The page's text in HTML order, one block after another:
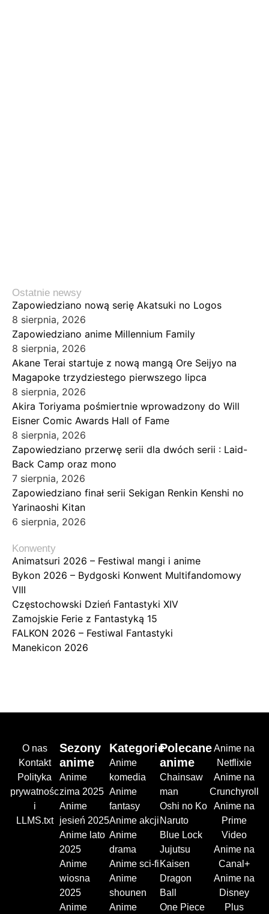
Ostatnie newsy
Zapowiedziano nową serię Akatsuki no Logos
8 sierpnia, 2026
Zapowiedziano anime Millennium Family
8 sierpnia, 2026
Akane Terai startuje z nową mangą Ore Seijyo na
Magapoke trzydziestego pierwszego lipca
8 sierpnia, 2026
Akira Toriyama pośmiertnie wprowadzony do Will
Eisner Comic Awards Hall of Fame
8 sierpnia, 2026
Zapowiedziano przerwę serii dla dwóch serii : Laid-
Back Camp oraz mono
7 sierpnia, 2026
Zapowiedziano finał serii Sekigan Renkin Kenshi no
Yarinaoshi Kitan
6 sierpnia, 2026
Konwenty
Animatsuri 2026 – Festiwal mangi i anime
Bykon 2026 – Bydgoski Konwent Multifandomowy
VIII
Częstochowski Dzień Fantastyki XIV
Zamojskie Ferie z Fantastyką 15
FALKON 2026 – Festiwal Fantastyki
Manekicon 2026
O nas
Kontakt
Polityka
prywatnośc
i
LLMS.txt
Sezony
anime
Anime
zima 2025
Anime
jesień 2025
Anime lato
2025
Anime
wiosna
2025
Anime
Kategorie
Anime
komedia
Anime
fantasy
Anime akcji
Anime
drama
Anime sci-fi
Anime
shounen
Anime
Polecane
anime
Chainsaw
man
Oshi no Ko
Naruto
Blue Lock
Jujutsu
Kaisen
Dragon
Ball
One Piece
Anime na
Netflixie
Anime na
Crunchyroll
Anime na
Prime
Video
Anime na
Canal+
Anime na
Disney
Plus